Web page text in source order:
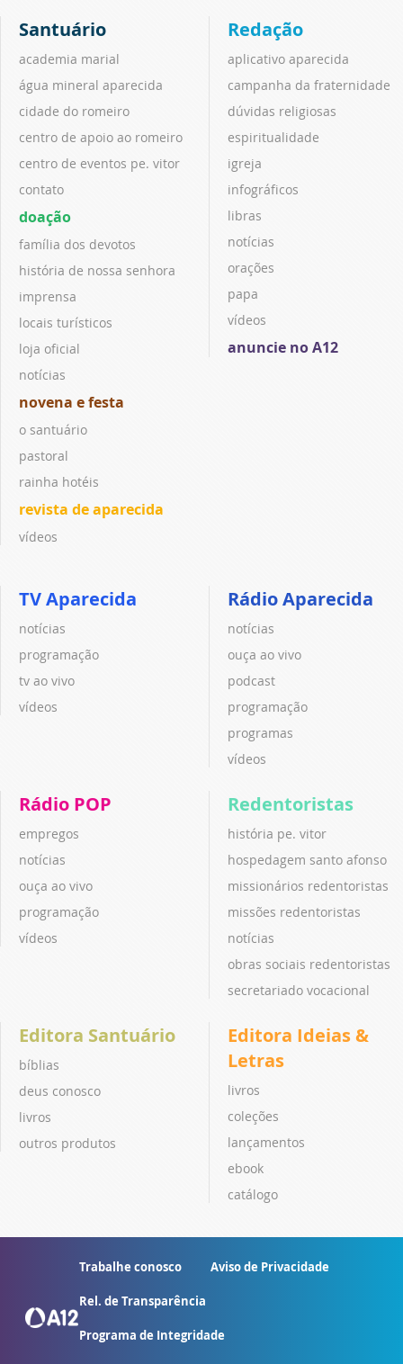
Santuário
academia marial
água mineral aparecida
cidade do romeiro
centro de apoio ao romeiro
centro de eventos pe. vitor
contato
doação
família dos devotos
história de nossa senhora
imprensa
locais turísticos
loja oficial
notícias
novena e festa
o santuário
pastoral
rainha hotéis
revista de aparecida
vídeos
Redação
aplicativo aparecida
campanha da fraternidade
dúvidas religiosas
espiritualidade
igreja
infográficos
libras
notícias
orações
papa
vídeos
anuncie no A12
TV Aparecida
notícias
programação
tv ao vivo
vídeos
Rádio Aparecida
notícias
ouça ao vivo
podcast
programação
programas
vídeos
Rádio POP
empregos
notícias
ouça ao vivo
programação
vídeos
Redentoristas
história pe. vitor
hospedagem santo afonso
missionários redentoristas
missões redentoristas
notícias
obras sociais redentoristas
secretariado vocacional
Editora Santuário
bíblias
deus conosco
livros
outros produtos
Editora Ideias &
Letras
livros
coleções
lançamentos
ebook
catálogo
Trabalhe conosco Aviso de Privacidade
Rel. de Transparência
Programa de Integridade